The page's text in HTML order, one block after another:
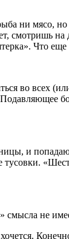
ни мясо,
на
Что
во всех
и
смысла не